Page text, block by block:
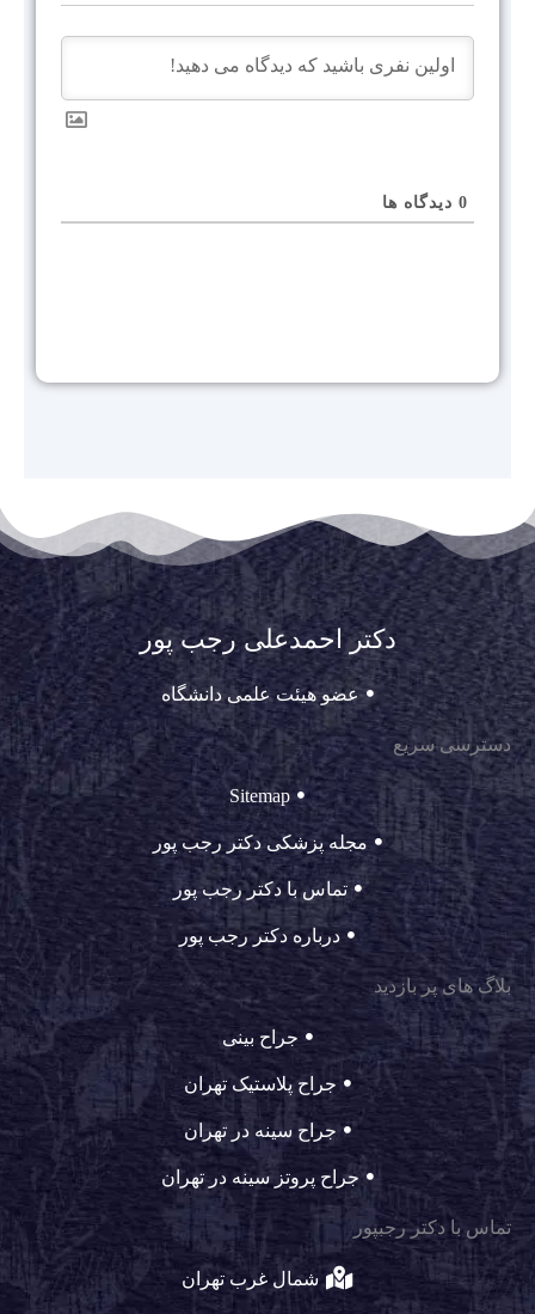
0 دیدگاه ها
دکتر احمدعلی رجب پور
عضو هیئت علمی دانشگاه
دسترسی سریع
Sitemap
مجله پزشکی دکتر رجب پور
تماس با دکتر رجب پور
درباره دکتر رجب پور
بلاگ های پر بازدید
جراح بینی
جراح پلاستیک تهران
جراح سینه در تهران
جراح پروتز سینه در تهران
تماس با دکتر رجبپور
شمال غرب تهران